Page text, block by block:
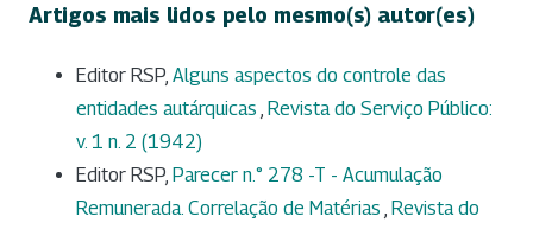
Artigos mais lidos pelo mesmo(s) autor(es)
Editor RSP, Alguns aspectos do controle das
entidades autárquicas , Revista do Serviço Público:
v. 1 n. 2 (1942)
Editor RSP, Parecer n.° 278 -T - Acumulação
Remunerada. Correlação de Matérias , Revista do